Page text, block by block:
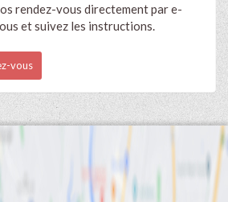
rendez-vous directement par e-
et suivez les instructions.
vous